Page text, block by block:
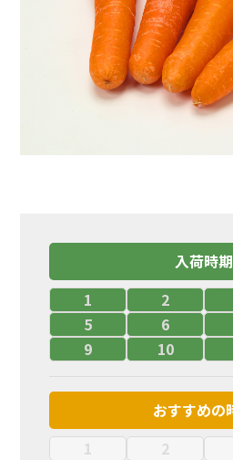
入荷時期
1
2
5
6
9
10
おすすめの
1
2